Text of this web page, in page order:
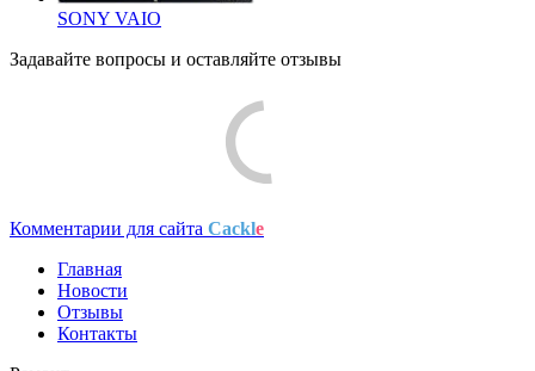
SONY VAIO
Задавайте вопросы и оставляйте отзывы
Комментарии для сайта Cackle
Главная
Новости
Отзывы
Контакты